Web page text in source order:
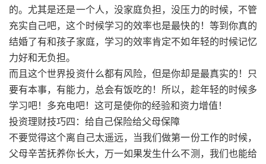
的。尤其是还是一个人，没家庭负担，没压力的时候，不管
充实自己吧，这个时候学习的效率也是最快的！等到你真的
结婚了有和孩子家庭，学习的效率肯定不如年轻的时候记忆
力好和无负担。
而且这个世界投资什么都有风险，但是你却是最真实的！只
要有本事，有能力，总会有饭吃的！所以，趁年轻的时候多
学习吧！多充电吧！这可是使你的经验和资力增值！
投资理财技巧四：给自己保险给父母保障
不要觉得这个离自己太遥远，当我们做第一份工作的时候，
父母辛苦抚养你长大，万一如果发生什么不测，我们也能给